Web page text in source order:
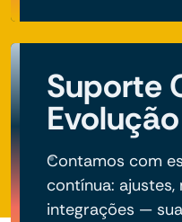
Suporte
Contamos com
contínua: ajustes,
integrações —